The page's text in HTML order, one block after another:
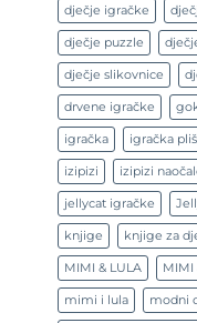
dječje igračke
dječje puzzle
dječje slikovnice
drvene igračke
igračka igračka
izipizi izipizi
jellycat igračke
knjige knjige za
MIMI & LULA MIMI
mimi i lula modni